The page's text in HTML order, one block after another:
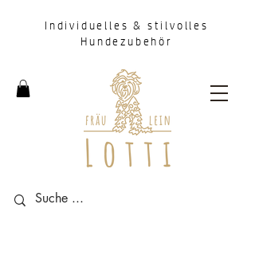
Individuelles & stilvolles
Hundezubehör